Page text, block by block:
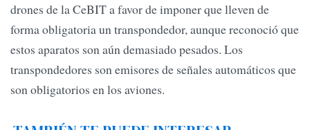
drones de la CeBIT a favor de imponer que lleven de
forma obligatoria un transpondedor, aunque reconoció que
estos aparatos son aún demasiado pesados. Los
transpondedores son emisores de señales automáticos que
son obligatorios en los aviones.